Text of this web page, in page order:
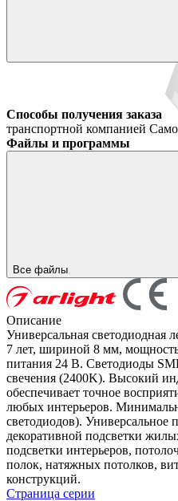
Способы получения заказа
транспортной компанией
Файлы и программы
Все файлы
Описание
Универсальная светодиодная
7 лет, шириной 8 мм,
питания 24 В. Светодиоды
свечения (2400K). Высокий
обеспечивает точное
любых интерьеров.
светодиодов). Универсальное
декоративной подсветки
подсветки интерьеров,
полок, натяжных потолков,
конструкций.
Страница серии